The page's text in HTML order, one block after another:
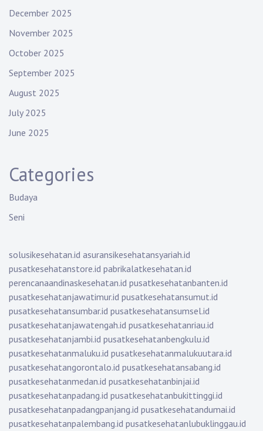
December 2025
November 2025
October 2025
September 2025
August 2025
July 2025
June 2025
Categories
Budaya
Seni
solusikesehatan.id asuransikesehatansyariah.id
pusatkesehatanstore.id pabrikalatkesehatan.id
perencanaandinaskesehatan.id pusatkesehatanbanten.id
pusatkesehatanjawatimur.id pusatkesehatansumut.id
pusatkesehatansumbar.id pusatkesehatansumsel.id
pusatkesehatanjawatengah.id pusatkesehatanriau.id
pusatkesehatanjambi.id pusatkesehatanbengkulu.id
pusatkesehatanmaluku.id pusatkesehatanmalukuutara.id
pusatkesehatangorontalo.id pusatkesehatansabang.id
pusatkesehatanmedan.id pusatkesehatanbinjai.id
pusatkesehatanpadang.id pusatkesehatanbukittinggi.id
pusatkesehatanpadangpanjang.id pusatkesehatandumai.id
pusatkesehatanpalembang.id pusatkesehatanlubuklinggau.id